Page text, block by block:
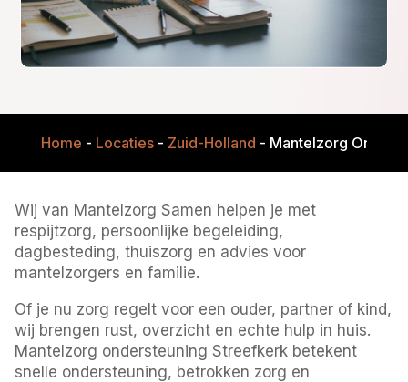
Home - Locaties- Zuid-Holland - Mantelzorg
Wij van Mantelzorg Samen helpen je met
respijtzorg, persoonlijke begeleiding,
dagbesteding, thuiszorg en advies voor
mantelzorgers en familie.
Of je nu zorg regelt voor een ouder, partner of kind,
wij brengen rust, overzicht en echte hulp in huis.
Mantelzorg ondersteuning Streefkerk betekent
snelle ondersteuning, betrokken zorg en